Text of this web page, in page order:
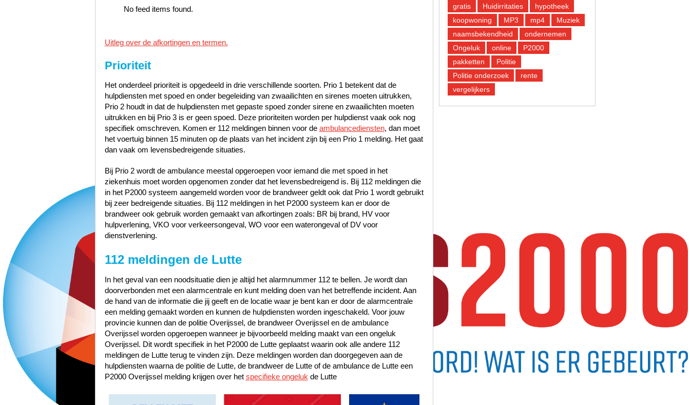
No feed items found.
Uitleg over de afkortingen en termen.
Prioriteit
Het onderdeel prioriteit is opgedeeld in drie verschillende soorten. Prio 1 betekent dat de
hulpdiensten met spoed en onder begeleiding van zwaailichten en sirenes moeten uitrukken,
Prio 2 houdt in dat de hulpdiensten met gepaste spoed zonder sirene en zwaailichten moeten
uitrukken en bij Prio 3 is er geen spoed. Deze prioriteiten worden per hulpdienst vaak ook nog
specifiek omschreven. Komen er 112 meldingen binnen voor de ambulancediensten, dan moet
het voertuig binnen 15 minuten op de plaats van het incident zijn bij een Prio 1 melding. Het gaat
dan vaak om levensbedreigende situaties.
Bij Prio 2 wordt de ambulance meestal opgeroepen voor iemand die met spoed in het
ziekenhuis moet worden opgenomen zonder dat het levensbedreigend is. Bij 112 meldingen die
in het P2000 systeem aangemeld worden voor de brandweer geldt ook dat Prio 1 wordt gebruikt
bij zeer bedreigende situaties. Bij 112 meldingen in het P2000 systeem kan er door de
brandweer ook gebruik worden gemaakt van afkortingen zoals: BR bij brand, HV voor
hulpverlening, VKO voor verkeersongeval, WO voor een waterongeval of DV voor
dienstverlening.
112 meldingen de Lutte
In het geval van een noodsituatie dien je altijd het alarmnummer 112 te bellen. Je wordt dan
doorverbonden met een alarmcentrale en kunt melding doen van het betreffende incident. Aan
de hand van de informatie die jij geeft en de locatie waar je bent kan er door de alarmcentrale
een melding gemaakt worden en kunnen de hulpdiensten worden ingeschakeld. Voor jouw
provincie kunnen dan de politie Overijssel, de brandweer Overijssel en de ambulance
Overijssel worden opgeroepen wanneer je bijvoorbeeld melding maakt van een ongeluk
Overijssel. Dit wordt specifiek in het P2000 de Lutte geplaatst waarin ook alle andere 112
meldingen de Lutte terug te vinden zijn. Deze meldingen worden dan doorgegeven aan de
hulpdiensten waarna de politie de Lutte, de brandweer de Lutte of de ambulance de Lutte een
P2000 Overijssel melding krijgen over het specifieke ongeluk de Lutte
gratis
Huidirritaties
hypotheek
koopwoning
MP3 mp4
Muziek
naamsbekendheid
ondernemen
Ongeluk
online
P2000
pakketten
Politie
Politie onderzoek
rente
vergelijkers